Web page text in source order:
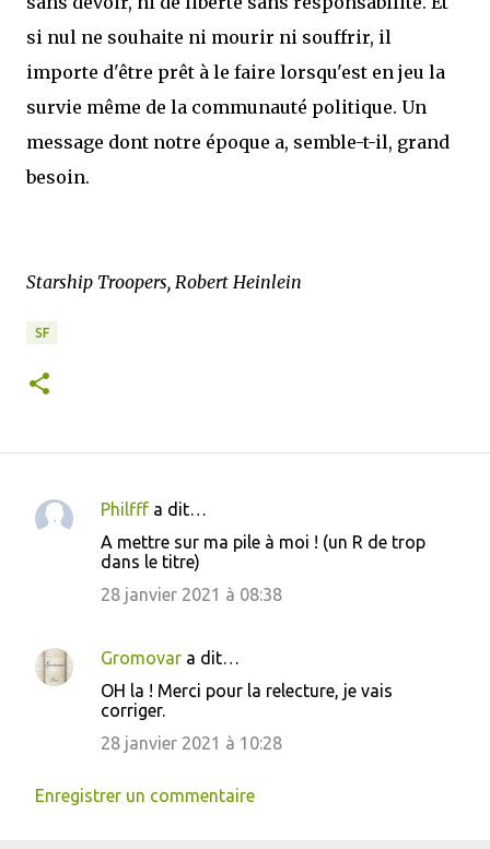
si nul ne souhaite ni mourir ni souffrir, il
importe d'être prêt à le faire lorsqu'est en jeu la
survie même de la communauté politique. Un
message dont notre époque a, semble-t-il, grand
besoin.
Starship Troopers, Robert Heinlein
SF
C
e
n
r
Philfff a dit…
A mettre sur ma pile à moi ! (un R de trop
dans le titre)
28 janvier 2021 à 08:38
Gromovar a dit…
OH la ! Merci pour la relecture, je vais
corriger.
28 janvier 2021 à 10:28
Enregistrer un commentaire